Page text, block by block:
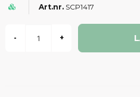
SCP1417
- +